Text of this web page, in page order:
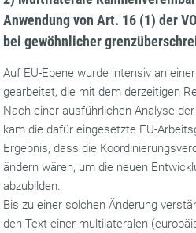
Anwendung von Art. 16 (1) der
bei gewöhnlicher
Auf EU-Ebene wurde intensiv an
gearbeitet, die mit dem derzeitigen
Nach einer ausführlichen Analyse
kam die dafür eingesetzte EU-
Ergebnis, dass die
ändern wären, um die neuen
abzubilden.
Bis zu einer solchen Änderung
den Text einer multilateralen